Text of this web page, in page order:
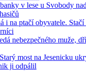
v lese u Svobody
i na ptačí obyvatele.
nebezpečného muže,
most na Jesenicku
ji odpálil